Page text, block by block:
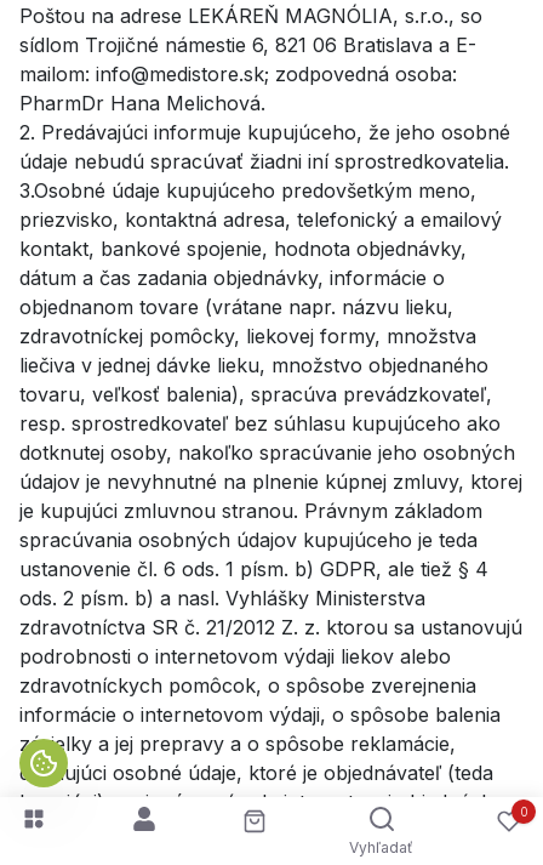
Vyhľadať
0
Poštou na adrese LEKÁREŇ MAGNÓLIA, s.r.o., so
sídlom Trojičné námestie 6, 821 06 Bratislava a E-
mailom: info@medistore.sk; zodpovedná osoba:
PharmDr Hana Melichová.
2. Predávajúci informuje kupujúceho, že jeho osobné
údaje nebudú spracúvať žiadni iní sprostredkovatelia.
3.Osobné údaje kupujúceho predovšetkým meno,
priezvisko, kontaktná adresa, telefonický a emailový
kontakt, bankové spojenie, hodnota objednávky,
dátum a čas zadania objednávky, informácie o
objednanom tovare (vrátane napr. názvu lieku,
zdravotníckej pomôcky, liekovej formy, množstva
liečiva v jednej dávke lieku, množstvo objednaného
tovaru, veľkosť balenia), spracúva prevádzkovateľ,
resp. sprostredkovateľ bez súhlasu kupujúceho ako
dotknutej osoby, nakoľko spracúvanie jeho osobných
údajov je nevyhnutné na plnenie kúpnej zmluvy, ktorej
je kupujúci zmluvnou stranou. Právnym základom
spracúvania osobných údajov kupujúceho je teda
ustanovenie čl. 6 ods. 1 písm. b) GDPR, ale tiež § 4
ods. 2 písm. b) a nasl. Vyhlášky Ministerstva
zdravotníctva SR č. 21/2012 Z. z. ktorou sa ustanovujú
podrobnosti o internetovom výdaji liekov alebo
zdravotníckych pomôcok, o spôsobe zverejnenia
informácie o internetovom výdaji, o spôsobe balenia
zásielky a jej prepravy a o spôsobe reklamácie,
definujúci osobné údaje, ktoré je objednávateľ (teda
kupujúci) povinný v prípade internetovej objednávky
uviesť. Bez spracovávania osobných údajov by
nebolo možné kúpnu zmluvu realizovať. Účtovné